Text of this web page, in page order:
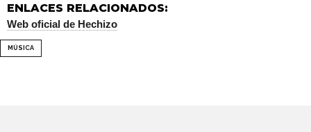
ENLACES RELACIONADOS:
Web oficial de Hechizo
MÚSICA